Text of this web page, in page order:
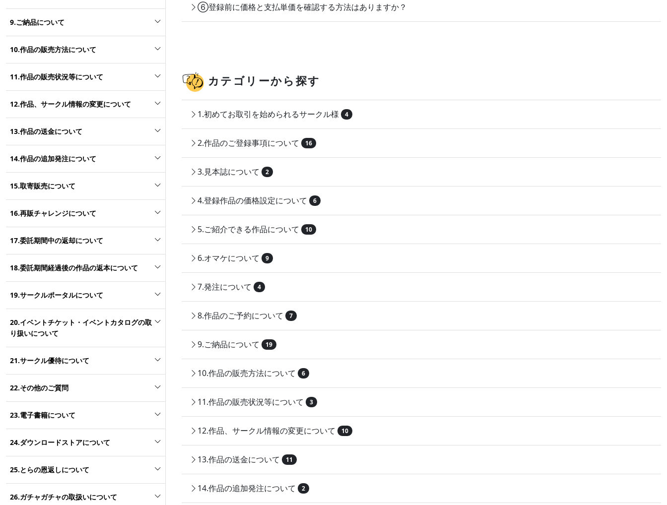
9.ご納品について
10.作品の販売方法について
11.作品の販売状況等について
12.作品、サークル情報の変更について
13.作品の送金について
14.作品の追加発注について
15.取寄販売について
16.再販チャレンジについて
17.委託期間中の返却について
18.委託期間経過後の作品の返本について
19.サークルポータルについて
20.イベントチケット・イベントカタログの取
り扱いについて
21.サークル優待について
22.その他のご質問
23.電子書籍について
24.ダウンロードストアについて
25.とらの恩返しについて
26.ガチャガチャの取扱いについて
⑥登録前に価格と支払単価を確認する方法はありますか？
カテゴリーから探す
1.初めてお取引を始められるサークル様 4
2.作品のご登録事項について 16
3.見本誌について 2
4.登録作品の価格設定について 6
5.ご紹介できる作品について 10
6.オマケについて 9
7.発注について 4
8.作品のご予約について 7
9.ご納品について 19
10.作品の販売方法について 6
11.作品の販売状況等について 3
12.作品、サークル情報の変更について 10
13.作品の送金について 11
14.作品の追加発注について 2